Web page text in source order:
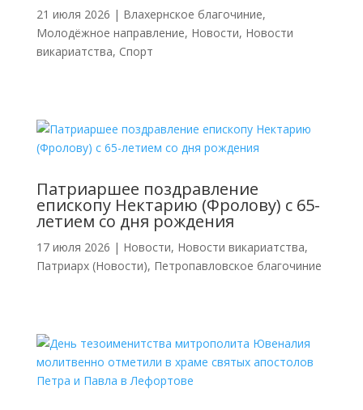
21 июля 2026 | Влахернское благочиние,
Молодёжное направление, Новости, Новости
викариатства, Спорт
Патриаршее поздравление
епископу Нектарию (Фролову) с 65-
летием со дня рождения
17 июля 2026 | Новости, Новости викариатства,
Патриарх (Новости), Петропавловское благочиние